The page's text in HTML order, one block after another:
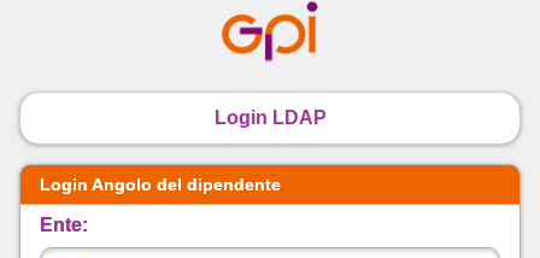
Login LDAP
Login Angolo del dipendente
Ente: